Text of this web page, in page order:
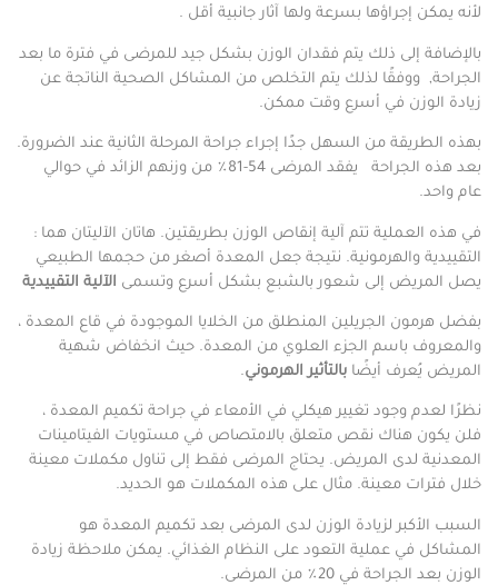
لأنه يمكن إجراؤها بسرعة ولها آثار جانبية أقل .
بالإضافة إلى ذلك يتم فقدان الوزن بشكل جيد للمرضى في فترة ما بعد
الجراحة, ووفقًا لذلك يتم التخلص من المشاكل الصحية الناتجة عن
زيادة الوزن في أسرع وقت ممكن.
بهذه الطريقة من السهل جدًا إجراء جراحة المرحلة الثانية عند الضرورة.
بعد هذه الجراحة يفقد المرضى 54-81٪ من وزنهم الزائد في حوالي
عام واحد.
في هذه العملية تتم آلية إنقاص الوزن بطريقتين. هاتان الآليتان هما :
التقييدية والهرمونية. نتيجة جعل المعدة أصغر من حجمها الطبيعي
يصل المريض إلى شعور بالشبع بشكل أسرع وتسمى الآلية التقييدية
بفضل هرمون الجريلين المنطلق من الخلايا الموجودة في قاع المعدة ،
والمعروف باسم الجزء العلوي من المعدة. حيث انخفاض شهية
المريض يُعرف أيضًا بالتأثير الهرموني.
نظرًا لعدم وجود تغيير هيكلي في الأمعاء في جراحة تكميم المعدة ،
فلن يكون هناك نقص متعلق بالامتصاص في مستويات الفيتامينات
المعدنية لدى المريض. يحتاج المرضى فقط إلى تناول مكملات معينة
خلال فترات معينة. مثال على هذه المكملات هو الحديد.
السبب الأكبر لزيادة الوزن لدى المرضى بعد تكميم المعدة هو
المشاكل في عملية التعود على النظام الغذائي. يمكن ملاحظة زيادة
الوزن بعد الجراحة في 20٪ من المرضى.